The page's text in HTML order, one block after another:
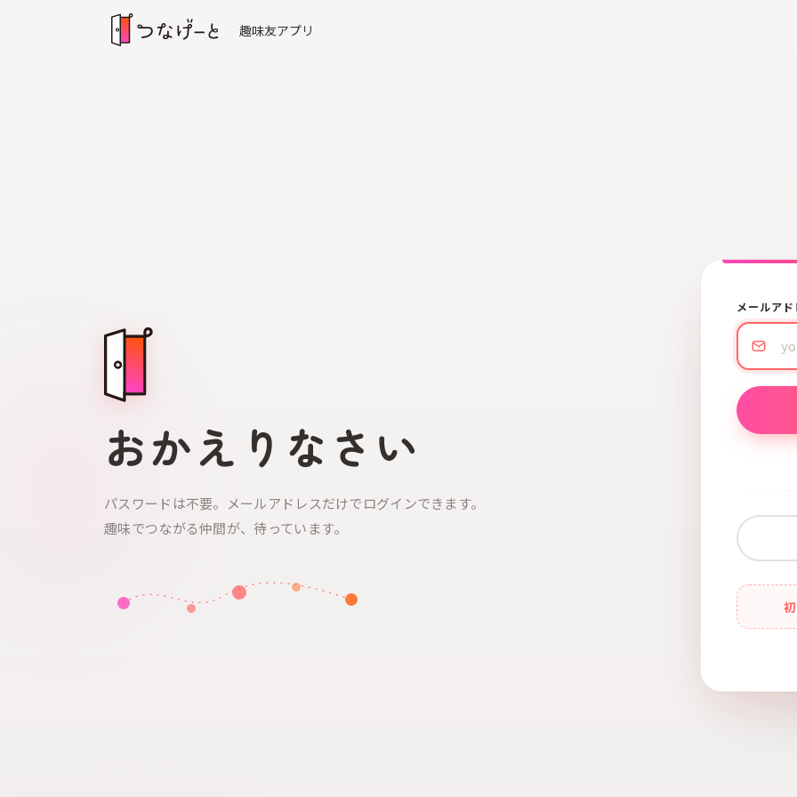
趣味友アプリ
おかえりなさい
パスワードは不要。メールアドレスだけでログインできます。
趣味でつながる仲間が、待っています。
メールア